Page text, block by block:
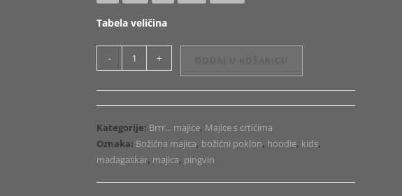
Tabela veličina
ili
Hoodie
Madagaskar
Penguin
3
količina
- +
Kategorije: Brrr... majice, Majice s crtićima
Oznaka: Božićna majica, božićni poklon, hoodie, kids,
madagaskar, majica, pingvin